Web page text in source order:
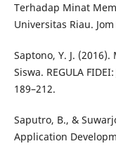
Terhadap Minat
Universitas Riau.
Saptono, Y. J.
Siswa. REGULA
189–212.
Saputro, B., &
Application